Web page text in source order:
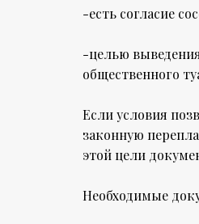
-есть согласие
-целью
общественного
Если условия
законную
этой цели
Необходимые